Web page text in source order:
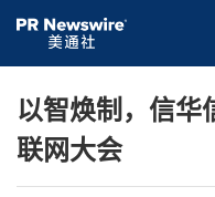
以智焕制，信华
联网大会